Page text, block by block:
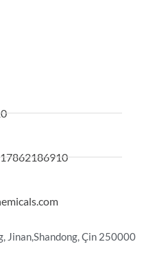
Jinan,Shandong, Çin 250000